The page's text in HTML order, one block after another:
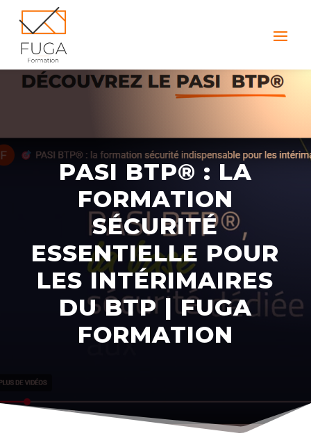
PASI BTP® : LA
FORMATION
SÉCURITÉ
ESSENTIELLE POUR
LES INTÉRIMAIRES
DU BTP | FUGA
FORMATION